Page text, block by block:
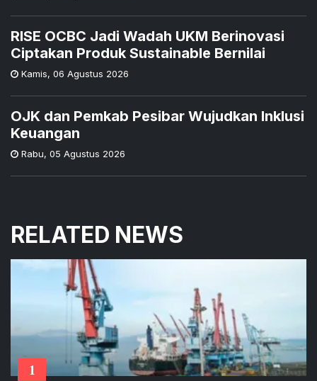
RISE OCBC Jadi Wadah UKM Berinovasi
Ciptakan Produk Sustainable Bernilai
Kamis, 06 Agustus 2026
OJK dan Pemkab Pesibar Wujudkan Inklusi
Keuangan
Rabu, 05 Agustus 2026
RELATED NEWS
1